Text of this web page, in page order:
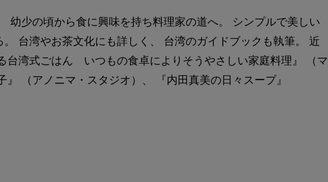
幼少の頃から食に興味を持ち料理家の道へ。 シンプルで美しい
台湾やお茶文化にも詳しく、 台湾のガイドブックも執筆。 近
湾式ごはん いつもの食卓によりそうやさしい家庭料理』 （マ
』 （アノニマ・スタジオ）、 『内田真美の日々スープ』